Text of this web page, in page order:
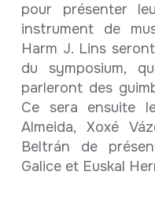
pour présenter
instrument de
Harm J. Lins
du symposium,
parleront des
Ce sera ensuite
Almeida, Xoxé
Beltrán de
Galice et Euskal